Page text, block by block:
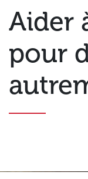
Aider
pour